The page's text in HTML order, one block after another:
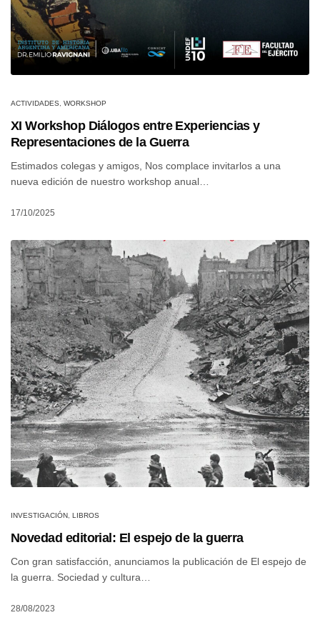
ACTIVIDADES WORKSHOP
XI Workshop Diálogos entre Experiencias y
Representaciones de la Guerra
Estimados colegas y amigos, Nos complace invitarlos a una
nueva edición de nuestro workshop anual…
17/10/2025
INVESTIGACIÓN, LIBROS
Novedad editorial: El espejo de la guerra
Con gran satisfacción, anunciamos la publicación de El espejo de
la guerra. Sociedad y cultura…
28/08/2023